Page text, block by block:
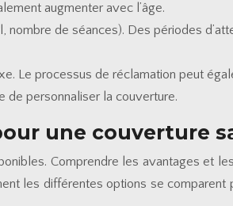
augmenter avec l’âge.
de séances). Des périodes
Le processus de réclamation peut
de personnaliser la couverture.
une couverture
Comprendre les avantages et
les différentes options se